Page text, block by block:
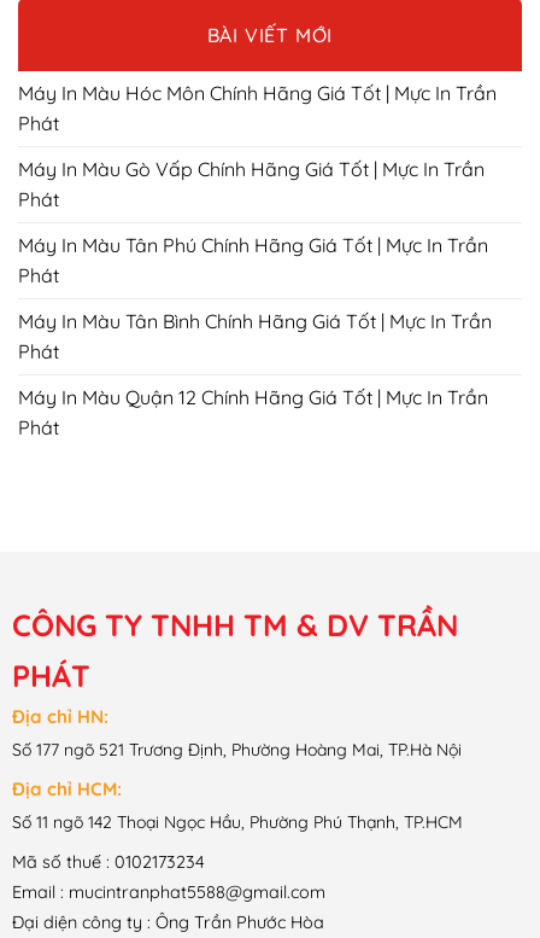
BÀI VIẾT MỚI
Máy In Màu Hóc Môn Chính Hãng Giá Tốt | Mực In Trần
Phát
Máy In Màu Gò Vấp Chính Hãng Giá Tốt | Mực In Trần
Phát
Máy In Màu Tân Phú Chính Hãng Giá Tốt | Mực In Trần
Phát
Máy In Màu Tân Bình Chính Hãng Giá Tốt | Mực In Trần
Phát
Máy In Màu Quận 12 Chính Hãng Giá Tốt | Mực In Trần
Phát
CÔNG TY TNHH TM & DV TRẦN
PHÁT
Địa chỉ HN:
Số 177 ngõ 521 Trương Định, Phường Hoàng Mai, TP.Hà Nội
Địa chỉ HCM:
Số 11 ngõ 142 Thoại Ngọc Hầu, Phường Phú Thạnh, TP.HCM
Mã số thuế : 0102173234
Email : mucintranphat5588@gmail.com
Đại diện công ty : Ông Trần Phước Hòa